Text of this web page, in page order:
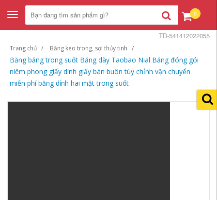
Toggle
navigation
0
Trang chủ Băng keo trong, sợi thủy tinh
Băng băng trong suốt Băng dày Taobao Nial Băng đóng gói
niêm phong giấy dính giấy bán buôn tùy chỉnh vận chuyển
miễn phí băng dính hai mặt trong suốt
TD-541412022055